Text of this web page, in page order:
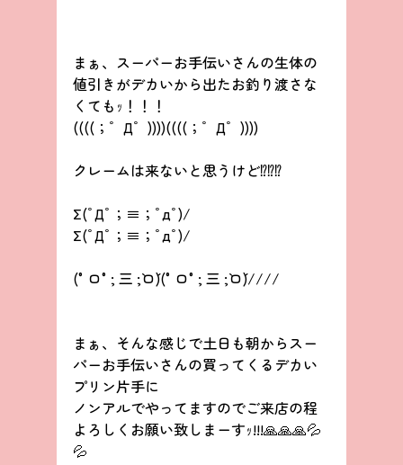
まぁ、スーパーお手伝いさんの生体の
値引きがデカいから出たお釣り渡さな
くてもｯ！！！
((((；゜Д゜))))((((；゜Д゜))))
クレームは来ないと思うけど⁉️⁉️⁉️
Σ(ﾟДﾟ；≡；ﾟдﾟ)/
Σ(ﾟДﾟ；≡；ﾟдﾟ)/
(°ロ°; 三 ;`ロ´)(°ロ°; 三 ;`ロ´)////
まぁ、そんな感じで土日も朝からスー
パーお手伝いさんの買ってくるデカい
プリン片手に
ノンアルでやってますのでご来店の程
よろしくお願い致しまーすｯ!!!🙏🙏🙏💦
💦